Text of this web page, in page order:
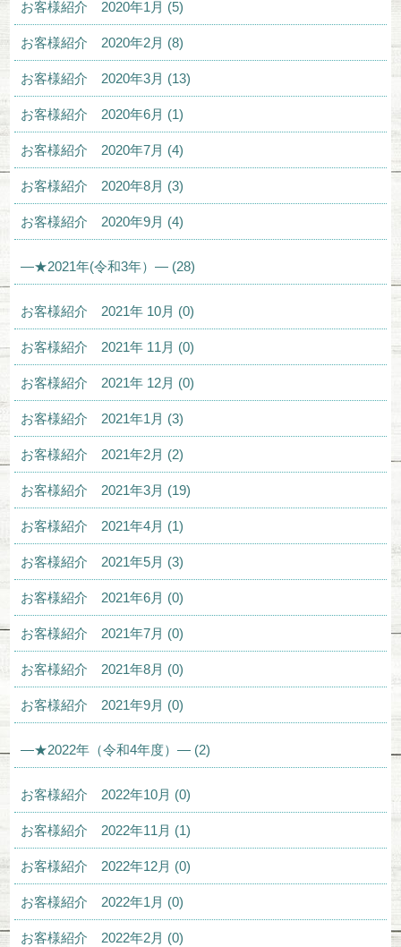
お客様紹介 2020年1月 (5)
お客様紹介 2020年2月 (8)
お客様紹介 2020年3月 (13)
お客様紹介 2020年6月 (1)
お客様紹介 2020年7月 (4)
お客様紹介 2020年8月 (3)
お客様紹介 2020年9月 (4)
—★2021年(令和3年）— (28)
お客様紹介 2021年 10月 (0)
お客様紹介 2021年 11月 (0)
お客様紹介 2021年 12月 (0)
お客様紹介 2021年1月 (3)
お客様紹介 2021年2月 (2)
お客様紹介 2021年3月 (19)
お客様紹介 2021年4月 (1)
お客様紹介 2021年5月 (3)
お客様紹介 2021年6月 (0)
お客様紹介 2021年7月 (0)
お客様紹介 2021年8月 (0)
お客様紹介 2021年9月 (0)
—★2022年（令和4年度）— (2)
お客様紹介 2022年10月 (0)
お客様紹介 2022年11月 (1)
お客様紹介 2022年12月 (0)
お客様紹介 2022年1月 (0)
お客様紹介 2022年2月 (0)